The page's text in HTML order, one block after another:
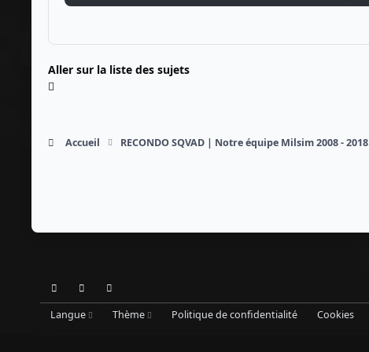
Aller sur la liste des sujets
Accueil RECONDO SQVAD | Notre équipe Milsim 2008 - 2018
Light ModeDark ModeSystem Preference
Langue Thème Politique de confidentialité Cookies